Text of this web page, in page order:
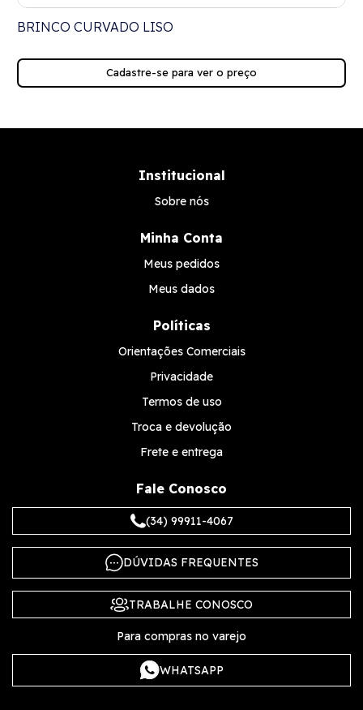
BRINCO CURVADO LISO
Cadastre-se para ver o preço
Institucional
Sobre nós
Minha Conta
Meus pedidos
Meus dados
Políticas
Orientações Comerciais
Privacidade
Termos de uso
Troca e devolução
Frete e entrega
Fale Conosco
(34) 99911-4067
DÚVIDAS FREQUENTES
TRABALHE CONOSCO
Para compras no varejo
WHATSAPP